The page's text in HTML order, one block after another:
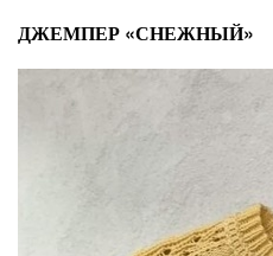
ДЖЕМПЕР «СНЕЖНЫЙ»